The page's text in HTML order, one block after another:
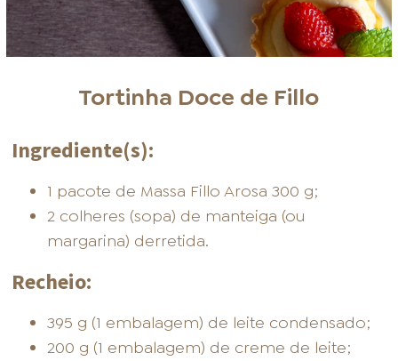
Tortinha Doce de Fillo
Ingrediente(s):
1 pacote de Massa Fillo Arosa 300 g;
2 colheres (sopa) de manteiga (ou
margarina) derretida.
Recheio:
395 g (1 embalagem) de leite condensado;
200 g (1 embalagem) de creme de leite;